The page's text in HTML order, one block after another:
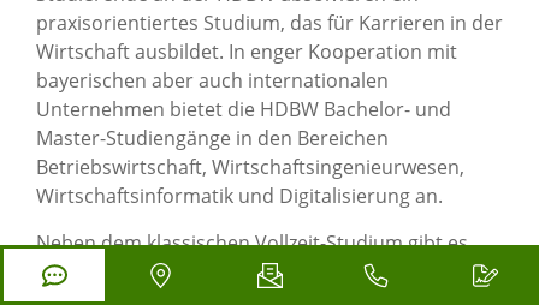
praxisorientiertes Studium, das für Karrieren in der
Wirtschaft ausbildet. In enger Kooperation mit
bayerischen aber auch internationalen
Unternehmen bietet die HDBW Bachelor- und
Master-Studiengänge in den Bereichen
Betriebswirtschaft, Wirtschaftsingenieurwesen,
Wirtschaftsinformatik und Digitalisierung an.
Neben dem klassischen Vollzeit-Studium gibt es
duale sowie berufsbegleitende Studienangebote.